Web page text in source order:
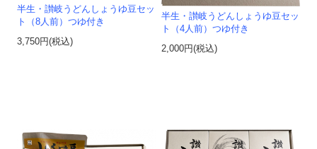
半生・讃岐うどんしょうゆ豆セッ
ト（8人前）つゆ付き
3,750円(税込)
半生・讃岐うどんしょうゆ豆セッ
ト（4人前）つゆ付き
2,000円(税込)